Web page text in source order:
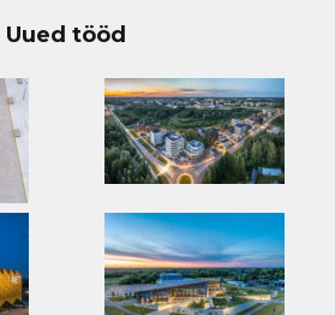
Uued tööd